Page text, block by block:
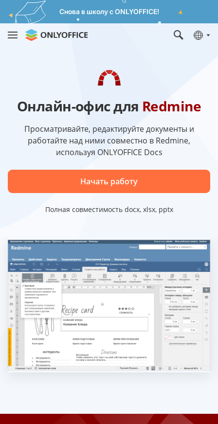
Снова в школу с ONLYOFFICE!
Онлайн-офис для Redmine
Просматривайте, редактируйте документы и
работайте над ними совместно в Redmine,
используя ONLYOFFICE Docs
Начать работу
Полная совместимость docx, xlsx, pptx